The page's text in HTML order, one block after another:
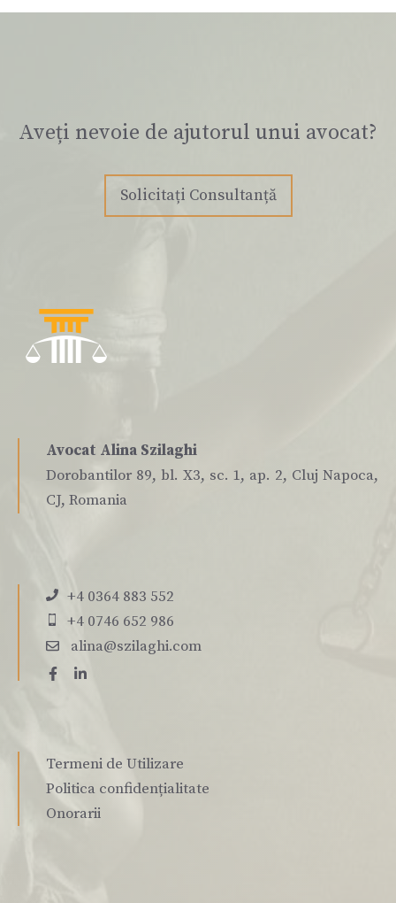
Aveți nevoie de ajutorul unui avocat?
Solicitați Consultanță
Avocat Alina Szilaghi
Dorobantilor 89, bl. X3, sc. 1, ap. 2, Cluj Napoca,
CJ, Romania
+4 0364 883 552
+4 0746 652 986
alina@szilaghi.com
Termeni de Utilizare
Politica confidențialitate
Onorarii